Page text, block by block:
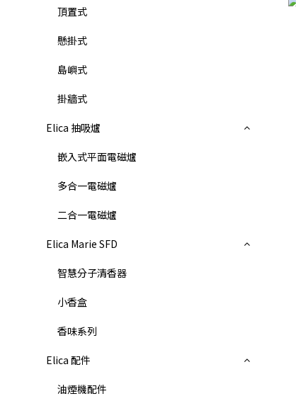
頂置式
懸掛式
島嶼式
掛牆式
Elica 抽吸爐
嵌入式平面電磁爐
多合一電磁爐
二合一電磁爐
Elica Marie SFD
智慧分子清香器
小香盒
香味系列
Elica 配件
油煙機配件